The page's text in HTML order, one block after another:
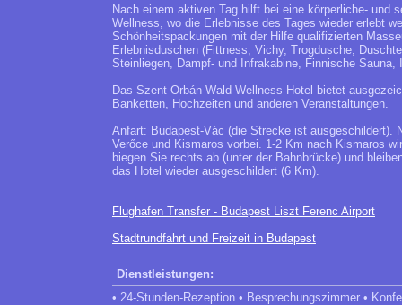
Nach einem aktiven Tag hilft bei eine körperliche- und
Wellness, wo die Erlebnisse des Tages wieder erlebt
Schönheitspackungen mit der Hilfe qualifizierten
Erlebnisduschen (Fittness, Vichy, Trogdusche,
Steinliegen, Dampf- und Infrakabine, Finnische
Das Szent Orbán Wald Wellness Hotel bietet
Banketten, Hochzeiten und anderen Veranstaltungen.
Anfart: Budapest-Vác (die Strecke ist ausgeschildert).
Verőce und Kismaros vorbei. 1-2 Km nach Kismaros
biegen Sie rechts ab (unter der Bahnbrücke) und
das Hotel wieder ausgeschildert (6 Km).
Flughafen Transfer - Budapest Liszt Ferenc Airport
Stadtrundfahrt und Freizeit in Budapest
Dienstleistungen:
• 24-Stunden-Rezeption • Besprechungszimmer •